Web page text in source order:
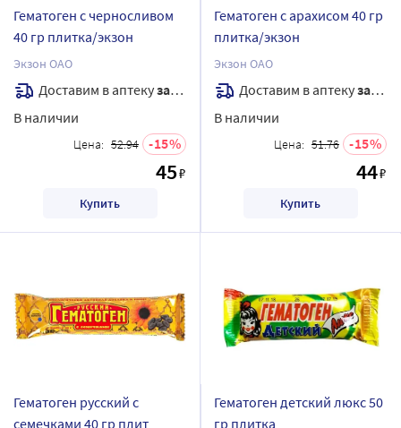
Гематоген с черносливом
40 гр плитка/экзон
Экзон ОАО
Доставим в аптекузавтра
В наличии
Цена: 52.94 15
45₽
Купить
Гематоген с арахисом 40 гр
плитка/экзон
Экзон ОАО
Доставим в аптекузавтра
В наличии
Цена: 51.76 15
44₽
Купить
Гематоген русский с
семечками 40 гр плит
Гематоген детский люкс 50
гр плитка